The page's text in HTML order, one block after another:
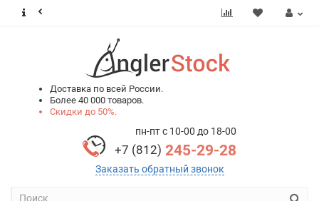
Доставка по всей России.
Более 40 000 товаров.
Скидки до 50%.
пн-пт с 10-00 до 18-00
+7 (812) 245-29-28
Заказать обратный звонок